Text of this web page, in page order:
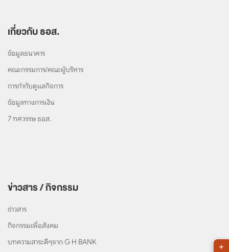
เกี่ยวกับ ธอส.
ข้อมูลธนาคาร
คณะกรรมการ/คณะผู้บริหาร
การกำกับดูแลกิจการ
ข้อมูลทางการเงิน
7 ทศวรรษ ธอส.
ข่าวสาร / กิจกรรม
ข่าวสาร
กิจกรรมเพื่อสังคม
บทความสาระดีๆจาก G H BANK
+